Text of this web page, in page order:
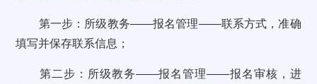
第一步：所级教务——报名管理——联系方式，准确
填写并保存联系信息；
第二步：所级教务——报名管理——报名审核，进